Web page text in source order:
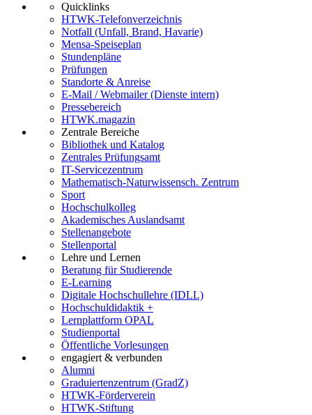
Quicklinks
HTWK-Telefonverzeichnis
Notfall (Unfall, Brand, Havarie)
Mensa-Speiseplan
Stundenpläne
Prüfungen
Standorte & Anreise
E-Mail / Webmailer (Dienste intern)
Pressebereich
HTWK.magazin
Zentrale Bereiche
Bibliothek und Katalog
Zentrales Prüfungsamt
IT-Servicezentrum
Mathematisch-Naturwissensch. Zentrum
Sport
Hochschulkolleg
Akademisches Auslandsamt
Stellenangebote
Stellenportal
Lehre und Lernen
Beratung für Studierende
E-Learning
Digitale Hochschullehre (IDLL)
Hochschuldidaktik +
Lernplattform OPAL
Studienportal
Öffentliche Vorlesungen
engagiert & verbunden
Alumni
Graduiertenzentrum (GradZ)
HTWK-Förderverein
HTWK-Stiftung